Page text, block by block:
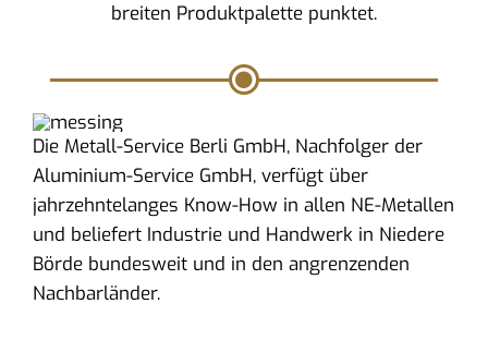
breiten Produktpalette punktet.
Die Metall-Service Berli GmbH, Nachfolger der
Aluminium-Service GmbH, verfügt über
jahrzehntelanges Know-How in allen NE-Metallen
und beliefert Industrie und Handwerk in Niedere
Börde bundesweit und in den angrenzenden
Nachbarländer.